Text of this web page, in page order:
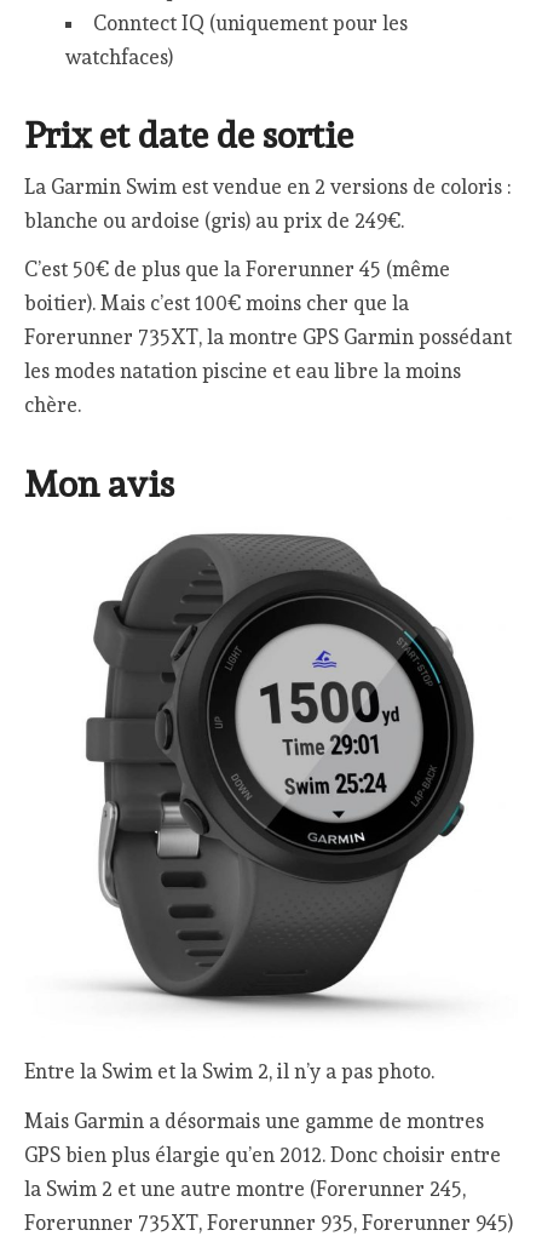
Conntect IQ (uniquement pour les
watchfaces)
Prix et date de sortie
La Garmin Swim est vendue en 2 versions de coloris :
blanche ou ardoise (gris) au prix de 249€.
C’est 50€ de plus que la Forerunner 45 (même
boitier). Mais c’est 100€ moins cher que la
Forerunner 735XT, la montre GPS Garmin possédant
les modes natation piscine et eau libre la moins
chère.
Mon avis
Entre la Swim et la Swim 2, il n’y a pas photo.
Mais Garmin a désormais une gamme de montres
GPS bien plus élargie qu’en 2012. Donc choisir entre
la Swim 2 et une autre montre (Forerunner 245,
Forerunner 735XT, Forerunner 935, Forerunner 945)